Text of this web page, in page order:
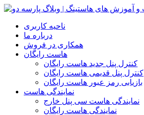
ناحیه کاربری
درباره ما
همکاری در فروش
هاست رایگان
کنترل پنل جدید هاست رایگان
کنترل پنل قدیمی هاست رایگان
بازیابی رمز عبور هاست رایگان
نمایندگی هاست
نمایندگی هاست سی پنل خارج
نمایندگی هاست رایگان